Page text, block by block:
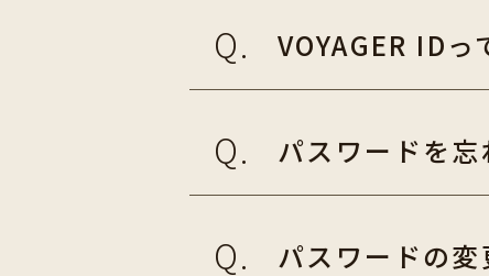
VOYAGER IDっ
パスワードを
パスワードの